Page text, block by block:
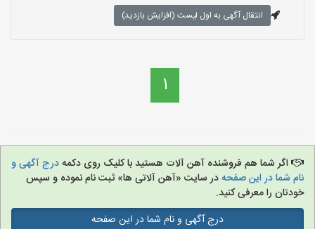
انتقال آگهی به اول لیست (افزایش بازدید)
1
اگر شما هم فروشنده آهن آلات هستید با کلیک روی دکمهدرج آگهی و
نام شما در این صفحهدر سایت «آهن آلاتی ها» ثبت نام نموده و سپس
خودتان را معرفی کنید.
درج آگهی و نام شما در این صفحه